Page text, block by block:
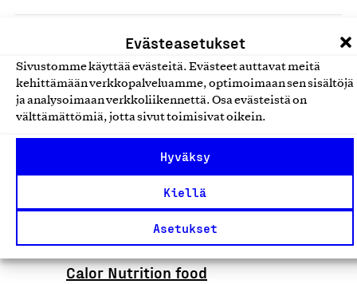
Evästeasetukset
Sivustomme käyttää evästeitä. Evästeet auttavat meitä
kehittämään verkkopalveluamme, optimoimaan sen sisältöjä
ja analysoimaan verkkoliikennettä. Osa evästeistä on
välttämättömiä, jotta sivut toimisivat oikein.
Hyväksy
Kiellä
Asetukset
DropSweets -kromisuusuihke
Ravintolisät ja urheiluravinteet
Inkiväärituotteet: inkivääriöljy
ravintolisä, inkiväärijuoma ja
inkiväärivoide
Poutasen Puutarha Oy, Tuote
Ravintolisät ja urheiluravinteet
Calor Nutrition food